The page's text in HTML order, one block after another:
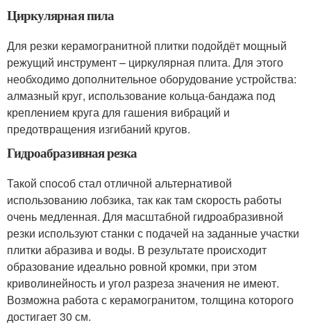
Циркулярная пила
Для резки керамогранитной плитки подойдёт мощный
режущий инструмент – циркулярная плита. Для этого
необходимо дополнительное оборудование устройства:
алмазный круг, использование кольца-бандажа под
креплением круга для гашения вибраций и
предотвращения изгибаний кругов.
Гидроабразивная резка
Такой способ стал отличной альтернативой
использованию лобзика, так как там скорость работы
очень медленная. Для масштабной гидроабразивной
резки используют станки с подачей на заданные участки
плитки абразива и воды. В результате происходит
образование идеально ровной кромки, при этом
криволинейность и угол разреза значения не имеют.
Возможна работа с керамогранитом, толщина которого
достигает 30 см.